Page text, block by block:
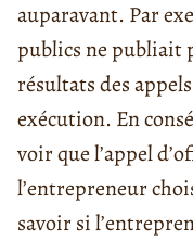
auparavant. Par
publics ne publiait
résultats des
exécution. En
voir que l’appel
l’entrepreneur
savoir si